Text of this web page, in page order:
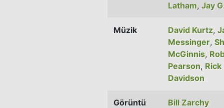
Latham, Jay
Müzik David Kurtz,
Messinger,
McGinnis,
Pearson,
Davidson
Görüntü
Bill Zarchy